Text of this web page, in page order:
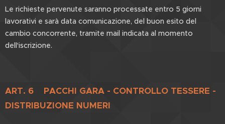
Le richieste pervenute saranno processate entro 5 giorni
lavorativi e sarà data comunicazione, del buon esito del
cambio concorrente, tramite mail indicata al momento
dell'iscrizione.
ART. 6 PACCHI GARA - CONTROLLO TESSERE -
DISTRIBUZIONE NUMERI